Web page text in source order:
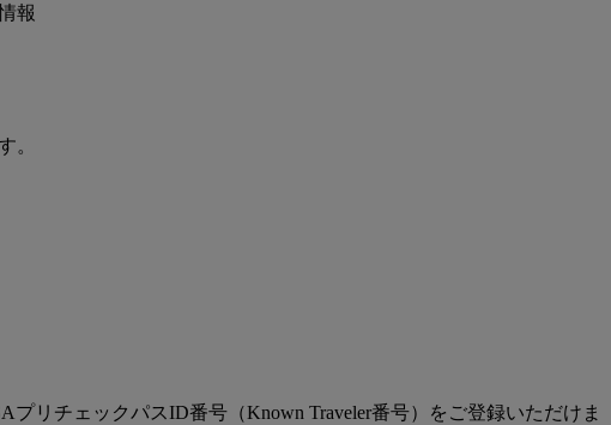
報
。
リチェックパスID番号（Known Traveler番号）をご登録いただけま